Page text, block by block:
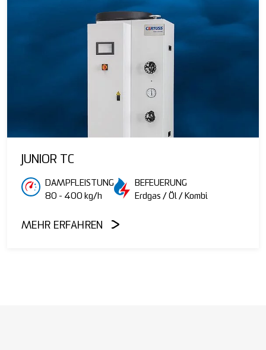
JUNIOR TC
DAMPFLEISTUNG
80 - 400 kg/h
BEFEUERUNG
Erdgas / Öl / Kombi
MEHR ERFAHREN